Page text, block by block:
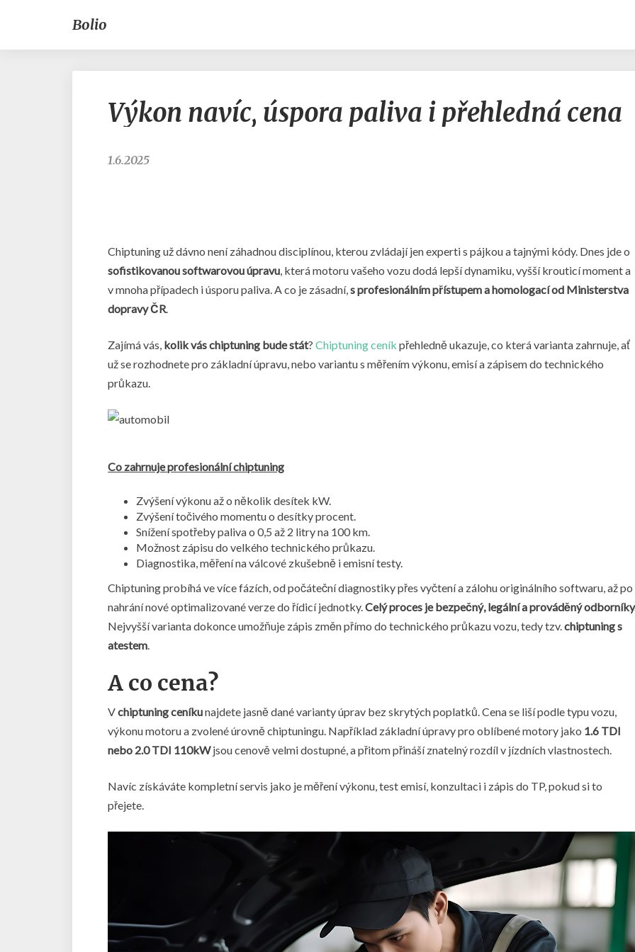
Bolio
navíc,
úspora
Výkon navíc, úspora paliva i přehledná cena
1.6.2025
Chiptuning už dávno není záhadnou disciplínou, kterou zvládají jen experti s pájkou a tajnými kódy. Dnes jde o
sofistikovanou softwarovou úpravu, která motoru vašeho vozu dodá lepší dynamiku, vyšší krouticí moment a
v mnoha případech i úsporu paliva. A co je zásadní,s profesionálním přístupem a homologací od Ministerstva
dopravy ČR.
Zajímá vás, kolik vás chiptuning bude stát? Chiptuning ceník přehledně ukazuje, co která varianta zahrnuje, ať
už se rozhodnete pro základní úpravu, nebo variantu s měřením výkonu, emisí a zápisem do technického
průkazu.
Co zahrnuje profesionální chiptuning
Zvýšení výkonu až o několik desítek kW.
Zvýšení točivého momentu o desítky procent.
Snížení spotřeby paliva o 0,5 až 2 litry na 100 km.
Možnost zápisu do velkého technického průkazu.
Diagnostika, měření na válcové zkušebně i emisní testy.
Chiptuning probíhá ve více fázích, od počáteční diagnostiky přes vyčtení a zálohu originálního softwaru, až po
nahrání nové optimalizované verze do řídicí jednotky.Celý proces je bezpečný, legální a prováděný
Nejvyšší varianta dokonce umožňuje zápis změn přímo do technického průkazu vozu, tedy tzv.chiptuning s
atestem.
A co cena?
Vchiptuning ceníkunajdete jasně dané varianty úprav bez skrytých poplatků. Cena se liší podle typu vozu,
výkonu motoru a zvolené úrovně chiptuningu. Například základní úpravy pro oblíbené motory jako 1.6 TDI
nebo 2.0 TDI 110kWjsou cenově velmi dostupné, a přitom přináší znatelný rozdíl v jízdních vlastnostech.
Navíc získáváte kompletní servis jako je měření výkonu, test emisí, konzultaci i zápis do TP, pokud si to
přejete.